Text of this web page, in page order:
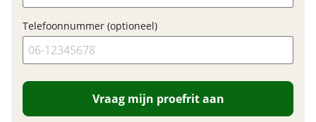
BTW/marge
BTW
Bijtellingspercentage
Nieuwprijs
Garanties
Wat is een nieuwe accu?
Telefoonnummer (optioneel)
Vraag mijn proefrit aan